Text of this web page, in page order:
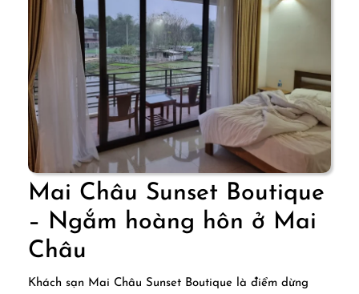
Mai Châu Sunset Boutique
– Ngắm hoàng hôn ở Mai
Châu
Châu
Khách sạn Mai Châu Sunset Boutique là điểm dừng